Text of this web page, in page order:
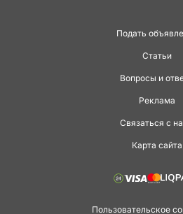
Подать
Статьи
Вопросы и
Реклама
Связаться с
Карта сайта
Пользовательское